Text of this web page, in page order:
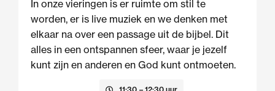
In onze vieringen is er ruimte om stil te
worden, er is live muziek en we denken met
elkaar na over een passage uit de bijbel. Dit
alles in een ontspannen sfeer, waar je jezelf
kunt zijn en anderen en God kunt ontmoeten.